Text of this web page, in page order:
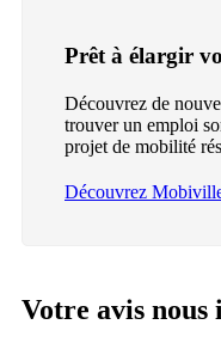
Prêt à élargir
Découvrez de
trouver un emploi
projet de mobilité
Découvrez
Votre avis nous